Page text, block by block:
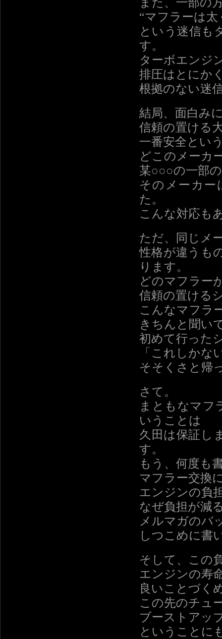
“マフラーは
という迷信も
す。
ターボエンジ
排圧はとにか
根拠のない迷
結局、面白み
信頼の置ける
一番安全とい
どこのメーカ
某○○○の一部
そのメーカー
た。
こんな対応も
ただ、同じメ
性格が違うも
ります。
どのマフラー
信頼の置ける
こんなマフラ
きちんと聞い
初めて行った
「これしかな
そそくさと帰
さて。
まともなマフ
いうことは
久田は保証し
す。
もう、何度も
マフラー交換
エンジンの負
なぜ負担が減
メルマガのバ
しつこめに書
そして、この
エンジンの寿
良いことづく
この先のチュ
ブーストアッ
ということに